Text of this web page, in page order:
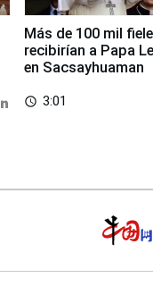
Más de 100 mil
recibirían a Papa
en Sacsayhuaman
access_time 3:01